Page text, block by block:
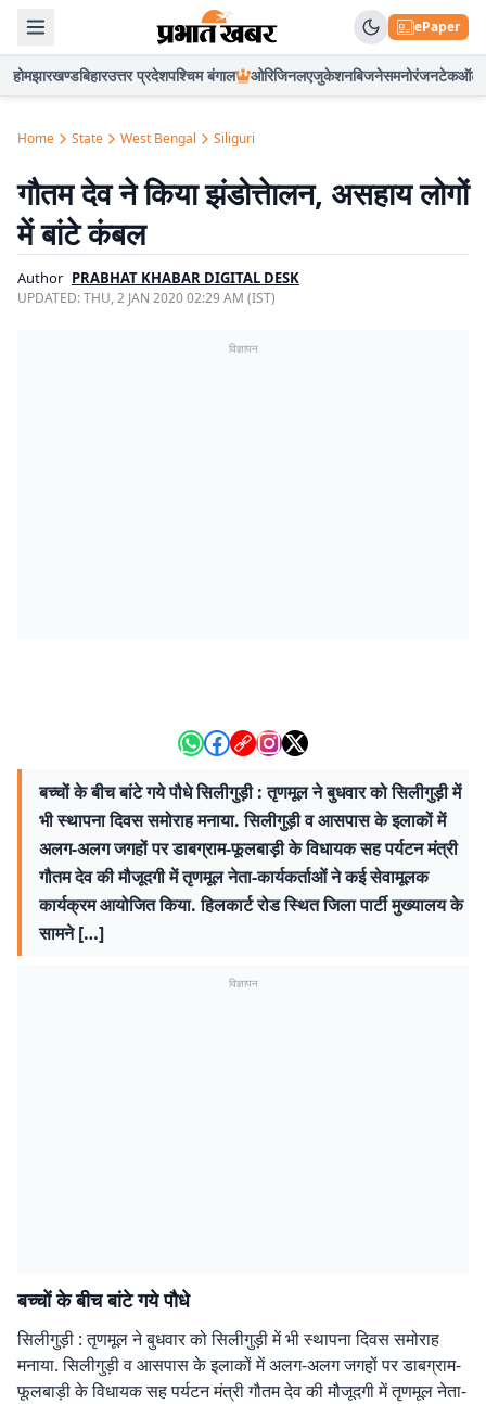
ePaper
होमझारखण्डबिहारउत्तर प्रदेशपश्चिम बंगाल ओरिजिनलएजुकेशनबिजनेसमनोरंजनटेकऑटो
Home State West Bengal Siliguri
गौतम देव ने किया झंडोत्तेालन, असहाय लोगों
में बांटे कंबल
Author PRABHAT KHABAR DIGITAL DESK
UPDATED:THU, 2 JAN 2020 02:29 AM (IST)
विज्ञापन
बच्चों के बीच बांटे गये पौधे सिलीगुड़ी : तृणमूल ने बुधवार को सिलीगुड़ी में
भी स्थापना दिवस समोराह मनाया. सिलीगुड़ी व आसपास के इलाकों में
अलग-अलग जगहों पर डाबग्राम-फूलबाड़ी के विधायक सह पर्यटन मंत्री
गौतम देव की मौजूदगी में तृणमूल नेता-कार्यकर्ताओं ने कई सेवामूलक
कार्यक्रम आयोजित किया. हिलकार्ट रोड स्थित जिला पार्टी मुख्यालय के
सामने […]
विज्ञापन
बच्चों के बीच बांटे गये पौधे
सिलीगुड़ी : तृणमूल ने बुधवार को सिलीगुड़ी में भी स्थापना दिवस समोराह
मनाया. सिलीगुड़ी व आसपास के इलाकों में अलग-अलग जगहों पर डाबग्राम-
फूलबाड़ी के विधायक सह पर्यटन मंत्री गौतम देव की मौजूदगी में तृणमूल नेता-